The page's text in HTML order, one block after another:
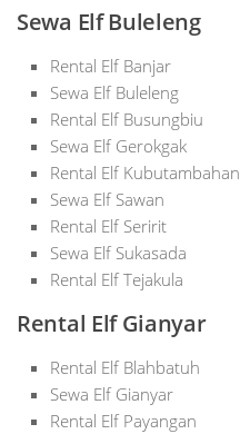
Sewa Elf Buleleng
Rental Elf Banjar
Sewa Elf Buleleng
Rental Elf Busungbiu
Sewa Elf Gerokgak
Rental Elf Kubutambahan
Sewa Elf Sawan
Rental Elf Seririt
Sewa Elf Sukasada
Rental Elf Tejakula
Rental Elf Gianyar
Rental Elf Blahbatuh
Sewa Elf Gianyar
Rental Elf Payangan